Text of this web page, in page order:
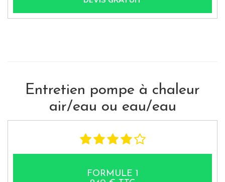
Entretien pompe à chaleur
air/eau ou eau/eau
FORMULE 1